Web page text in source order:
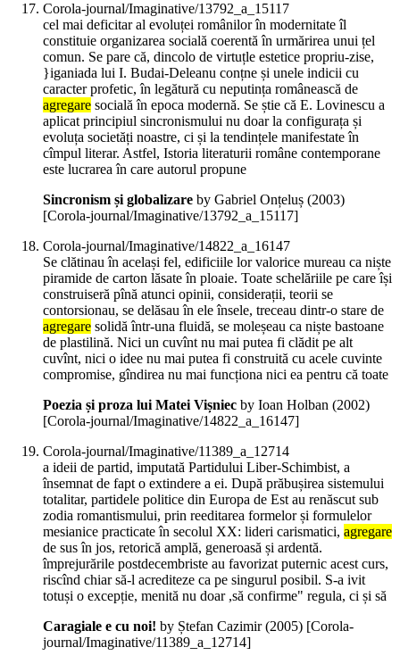
Corola-journal/Imaginative/13792_a_15117
cel mai deficitar al evoluței românilor în modernitate îl
constituie organizarea socială coerentă în urmărirea unui țel
comun. Se pare că, dincolo de virtuțle estetice propriu-zise,
}iganiada lui I. Budai-Deleanu conțne și unele indicii cu
caracter profetic, în legătură cu neputința românească de
agregare socială în epoca modernă. Se știe că E. Lovinescu a
aplicat principiul sincronismului nu doar la configurața și
evoluța societăți noastre, ci și la tendințele manifestate în
cîmpul literar. Astfel, Istoria literaturii române contemporane
este lucrarea în care autorul propune
Sincronism și globalizare by Gabriel Onțeluș (2003)
[Corola-journal/Imaginative/13792_a_15117]
Corola-journal/Imaginative/14822_a_16147
Se clătinau în același fel, edificiile lor valorice mureau ca niște
piramide de carton lăsate în ploaie. Toate schelăriile pe care își
construiseră pînă atunci opinii, considerații, teorii se
contorsionau, se delăsau în ele însele, treceau dintr-o stare de
agregare solidă într-una fluidă, se moleșeau ca niște bastoane
de plastilină. Nici un cuvînt nu mai putea fi clădit pe alt
cuvînt, nici o idee nu mai putea fi construită cu acele cuvinte
compromise, gîndirea nu mai funcționa nici ea pentru că toate
Poezia și proza lui Matei Vișniec by Ioan Holban (2002)
[Corola-journal/Imaginative/14822_a_16147]
Corola-journal/Imaginative/11389_a_12714
a ideii de partid, imputată Partidului Liber-Schimbist, a
însemnat de fapt o extindere a ei. După prăbușirea sistemului
totalitar, partidele politice din Europa de Est au renăscut sub
zodia romantismului, prin reeditarea formelor și formulelor
mesianice practicate în secolul XX: lideri carismatici, agregare
de sus în jos, retorică amplă, generoasă și ardentă.
împrejurările postdecembriste au favorizat puternic acest curs,
riscînd chiar să-l acrediteze ca pe singurul posibil. S-a ivit
totuși o excepție, menită nu doar ,să confirme" regula, ci și să
Caragiale e cu noi! by Ștefan Cazimir (2005) [Corola-
journal/Imaginative/11389_a_12714]